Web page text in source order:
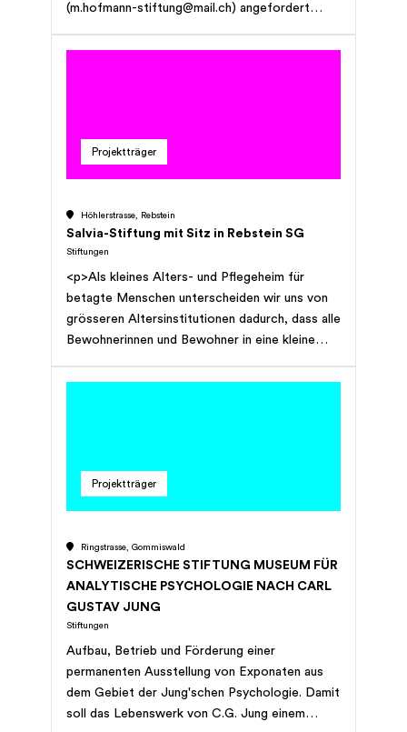
(m.hofmann-stiftung@mail.ch) angefordert
Projektträger
Höhlerstrasse, Rebstein
Salvia-Stiftung mit Sitz in Rebstein SG
Stiftungen
<p>Als kleines Alters- und Pflegeheim für
betagte Menschen unterscheiden wir uns von
grösseren Altersinstitutionen dadurch, dass alle
Bewohnerinnen und Bewohner in eine kleine
Pflegebedürftigen Geborgenheit in einem
einem Betrieb mit 20 Betten ausgebaut und
Projektträger
Ringstrasse, Gommiswald
SCHWEIZERISCHE STIFTUNG MUSEUM FÜR
ANALYTISCHE PSYCHOLOGIE NACH CARL
GUSTAV JUNG
Stiftungen
Aufbau, Betrieb und Förderung einer
permanenten Ausstellung von Exponaten aus
dem Gebiet der Jung'schen Psychologie. Damit
soll das Lebenswerk von C.G. Jung einem